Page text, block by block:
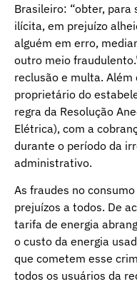
Brasileiro: “obter, para
ilícita, em prejuízo
alguém em erro,
outro meio
reclusão e multa.
proprietário do
regra da Resolução
Elétrica), com a
durante o período da
administrativo.
As fraudes no
prejuízos a todos. De
tarifa de energia
o custo da energia
que cometem esse
todos os usuários da